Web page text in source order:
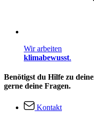
Wir arbeiten
klimabewusst.
Benötigst du Hilfe zu
gerne deine Fragen.
Kontakt